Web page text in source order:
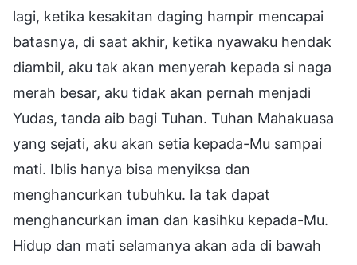
lagi, ketika kesakitan daging hampir mencapai
batasnya, di saat akhir, ketika nyawaku hendak
diambil, aku tak akan menyerah kepada si naga
merah besar, aku tidak akan pernah menjadi
Yudas, tanda aib bagi Tuhan. Tuhan Mahakuasa
yang sejati, aku akan setia kepada-Mu sampai
mati. Iblis hanya bisa menyiksa dan
menghancurkan tubuhku. Ia tak dapat
menghancurkan iman dan kasihku kepada-Mu.
Hidup dan mati selamanya akan ada di bawah